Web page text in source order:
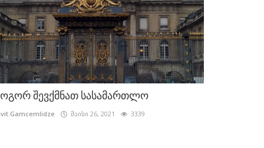
შევქმნათ სასამართლო
მაისი 26, 2021 3339